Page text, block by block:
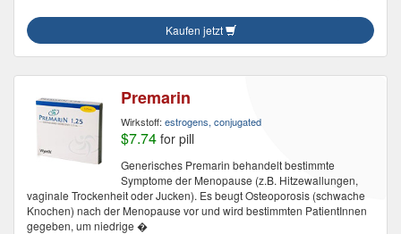
Kaufen jetzt
Premarin
Wirkstoff: estrogens, conjugated
$7.74 for pill
Generisches Premarin behandelt bestimmte
Symptome der Menopause (z.B. Hitzewallungen,
vaginale Trockenheit oder Jucken). Es beugt Osteoporosis (schwache
Knochen) nach der Menopause vor und wird bestimmten PatientInnen
gegeben, um niedrige �